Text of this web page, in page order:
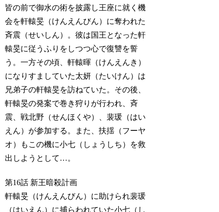
皆の前で御水の術を披露し王座に就く機
会を軒轅旻（けんえんびん）に奪われた
斉震（せいしん）。彼は国王となった軒
轅旻に従うふりをしつつ心で復讐を誓
う。一方その頃、軒轅暉（けんえんき）
になりすましていた太妍（たいけん）は
兄弟子の軒轅旻を訪ねていた。その後、
軒轅旻の発案で巻き狩りが行われ、斉
震、戦北野（せんほくや）、裴瑗（はい
えん）が参加する。また、扶揺（フーヤ
オ）もこの機に小七（しょうしち）を救
出しようとして…。
第16話 新王暗殺計画
軒轅旻（けんえんびん）に助けられ裴瑗
（はいえん）に捕らわれていた小七（し